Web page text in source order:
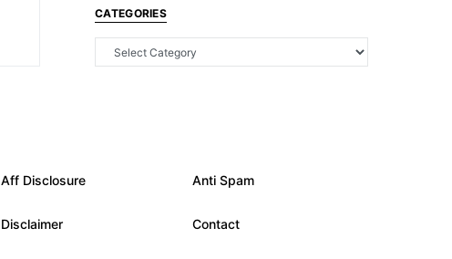
CATEGORIES
Aff Disclosure Anti Spam
Disclaimer Contact